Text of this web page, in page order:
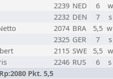
2239 NED 6
2232 DEN 7
2074 BRA 5,5
2325 GER 7
2115 SWE 5,5
2246 RUS 6
Pkt. 5,5